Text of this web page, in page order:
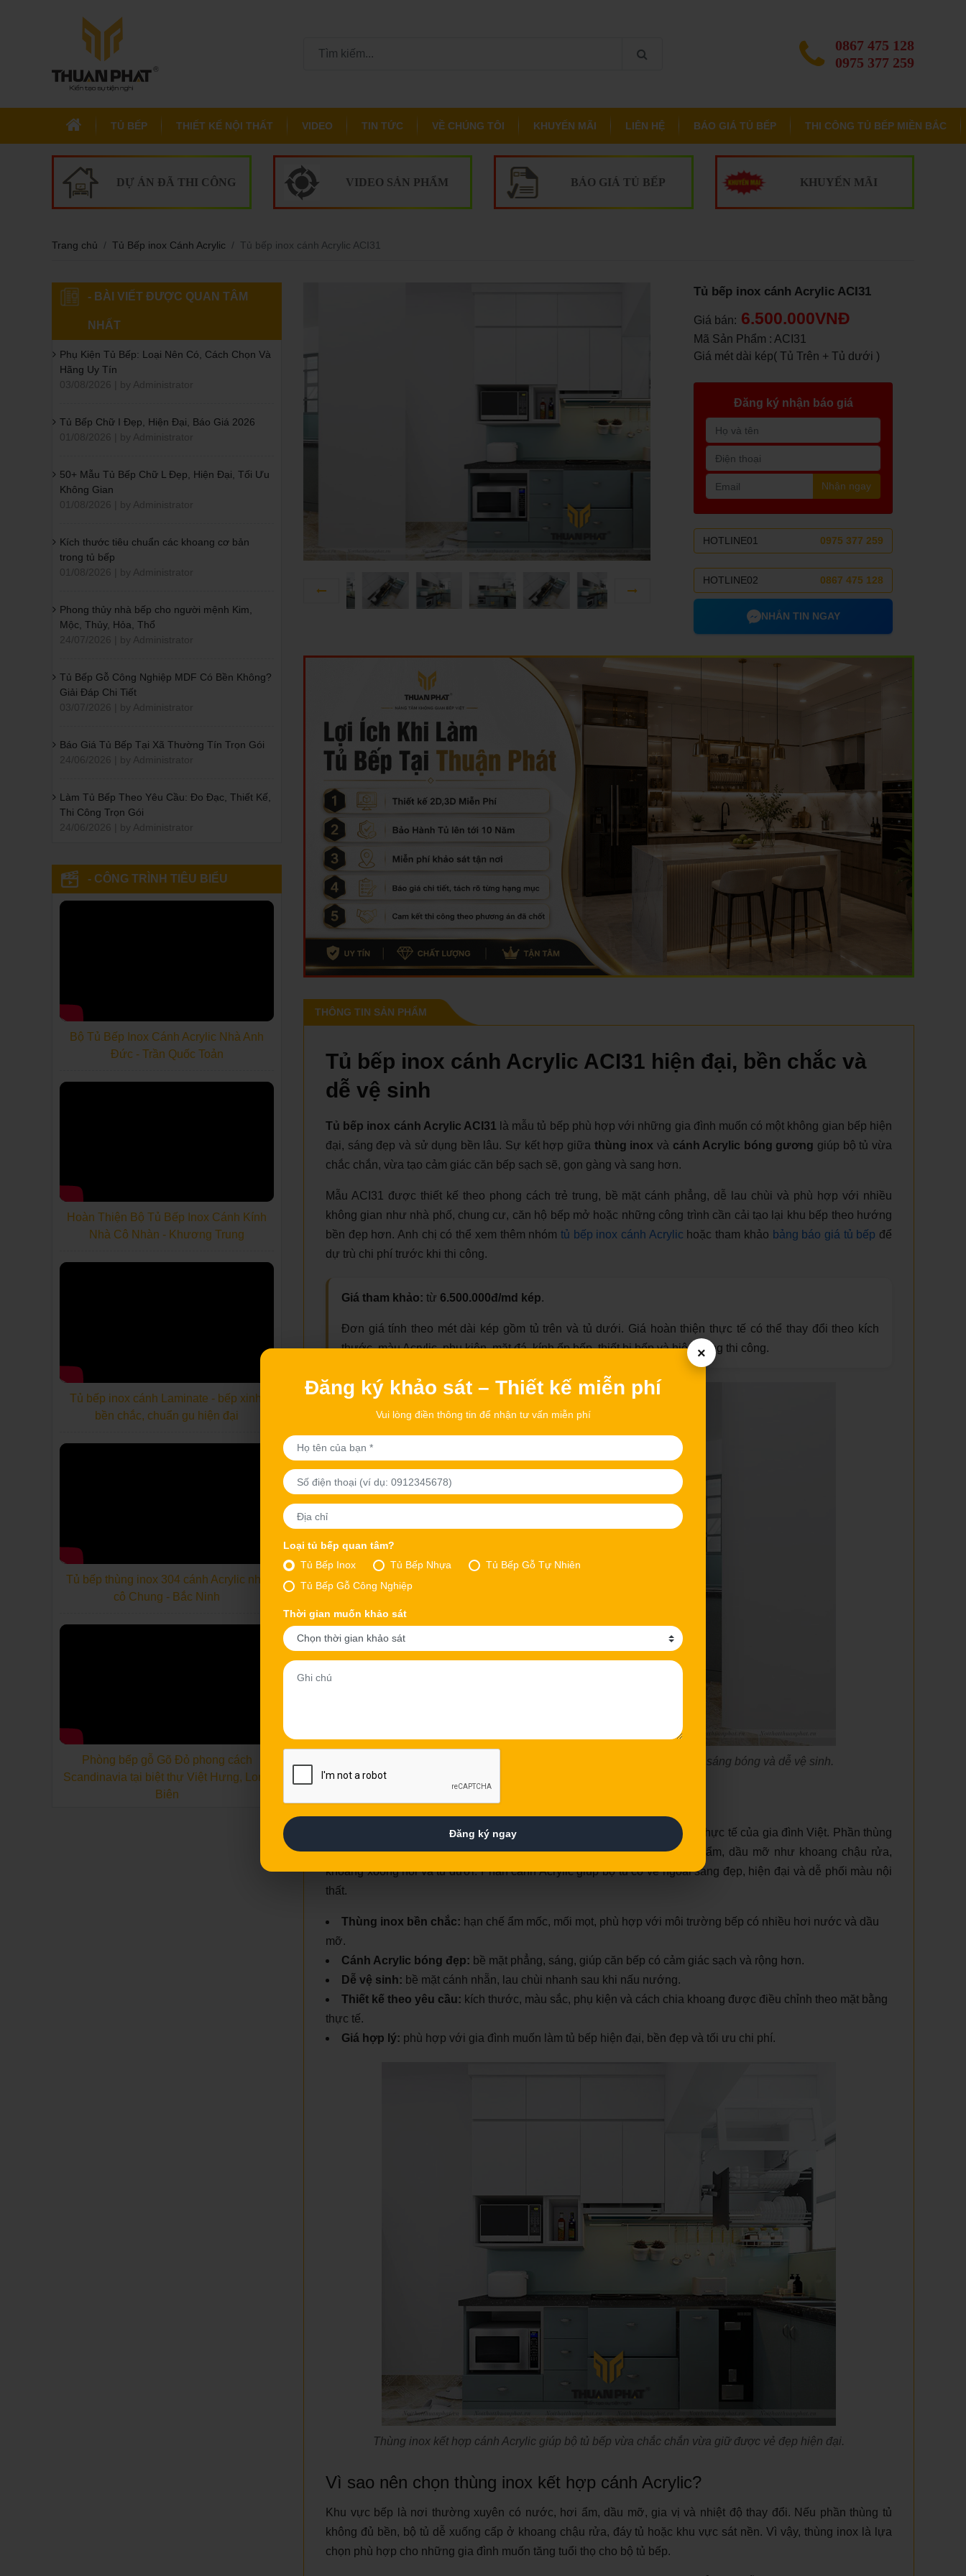
0867 475 128
0975 377 259
TỦ BẾP THIẾT KẾ NỘI THẤT VIDEO TIN TỨC VỀ CHÚNG TÔI KHUYẾN MÃI LIÊN HỆ BÁO GIÁ TỦ BẾP THI CÔNG TỦ BẾP MIỀN BẮC
DỰ ÁN ĐÃ THI CÔNG VIDEO SẢN PHẨM BÁO GIÁ TỦ BẾP KHUYẾN MÃI
Trang chủ Tủ Bếp inox Cánh Acrylic Tủ bếp inox cánh Acrylic ACI31
Tủ bếp inox cánh Acrylic ACI31
Giá bán: 6.500.000VNĐ
Mã Sản Phẩm : ACI31
Giá mét dài kép( Tủ Trên + Tủ dưới )
Đăng ký nhận báo giá
Nhận ngay
HOTLINE01 0975 377 259
HOTLINE02 0867 475 128
NHẮN TIN NGAY
THÔNG TIN SẢN PHẨM
Tủ bếp inox cánh Acrylic ACI31 hiện đại, bền chắc và
dễ vệ sinh
Tủ bếp inox cánh Acrylic ACI31 là mẫu tủ bếp phù hợp với những gia đình muốn có một không gian bếp hiện
đại, sáng đẹp và sử dụng bền lâu. Sự kết hợp giữa thùng inox và cánh Acrylic bóng gương giúp bộ tủ vừa
chắc chắn, vừa tạo cảm giác căn bếp sạch sẽ, gọn gàng và sang hơn.
Mẫu ACI31 được thiết kế theo phong cách trẻ trung, bề mặt cánh phẳng, dễ lau chùi và phù hợp với nhiều
không gian như nhà phố, chung cư, căn hộ bếp mở hoặc những công trình cần cải tạo lại khu bếp theo hướng
bền đẹp hơn. Anh chị có thể xem thêm nhóm tủ bếp inox cánh Acrylic hoặc tham khảo bảng báo giá tủ bếp để
dự trù chi phí trước khi thi công.
Giá tham khảo: từ 6.500.000đ/md kép.
Đơn giá tính theo mét dài kép gồm tủ trên và tủ dưới. Giá hoàn thiện thực tế có thể thay đổi theo kích
thước, màu Acrylic, phụ kiện, mặt đá, kính ốp bếp, thiết bị bếp và hiện trạng thi công.
Mẫu tủ bếp inox cánh Acrylic ACI31 có thiết kế hiện đại, bề mặt sáng bóng và dễ vệ sinh.
Điểm nổi bật của tủ bếp inox cánh Acrylic ACI31
tủ bếp inox cánh Acrylic ACI31
được tối ưu theo nhu cầu sử dụng thực tế của gia đình Việt. Phần thùng
inox giúp tăng độ bền ở khu vực thường xuyên tiếp xúc với nước, hơi ẩm, dầu mỡ như khoang chậu rửa,
khoang xoong nồi và tủ dưới. Phần cánh Acrylic giúp bộ tủ có vẻ ngoài sáng đẹp, hiện đại và dễ phối màu nội
thất.
Thùng inox bền chắc: hạn chế ẩm mốc, mối mọt, phù hợp với môi trường bếp có nhiều hơi nước và dầu
mỡ.
Cánh Acrylic bóng đẹp: bề mặt phẳng, sáng, giúp căn bếp có cảm giác sạch và rộng hơn.
Dễ vệ sinh: bề mặt cánh nhẵn, lau chùi nhanh sau khi nấu nướng.
Thiết kế theo yêu cầu: kích thước, màu sắc, phụ kiện và cách chia khoang được điều chỉnh theo mặt bằng
thực tế.
Giá hợp lý: phù hợp với gia đình muốn làm tủ bếp hiện đại, bền đẹp và tối ưu chi phí.
Thùng inox kết hợp cánh Acrylic giúp bộ tủ bếp vừa chắc chắn vừa giữ được vẻ đẹp hiện đại.
Vì sao nên chọn thùng inox kết hợp cánh Acrylic?
Khu vực bếp là nơi thường xuyên có nước, hơi ẩm, dầu mỡ, gia vị và nhiệt độ thay đổi. Nếu phần thùng tủ
không đủ bền, bộ tủ dễ xuống cấp ở khoang chậu rửa, đáy tủ hoặc khu vực sát nền. Vì vậy, thùng inox là lựa
chọn phù hợp cho những gia đình muốn tăng tuổi thọ cho bộ tủ bếp.
- BÀI VIẾT ĐƯỢC QUAN TÂM
NHẤT
Phụ Kiện Tủ Bếp: Loại Nên Có, Cách Chọn Và
Hãng Uy Tín
Tủ Bếp Chữ I Đẹp, Hiện Đại, Báo Giá 2026
50+ Mẫu Tủ Bếp Chữ L Đẹp, Hiện Đại, Tối Ưu
Không Gian
Kích thước tiêu chuẩn các khoang cơ bản
trong tủ bếp
Phong thủy nhà bếp cho người mệnh Kim,
Mộc, Thủy, Hỏa, Thổ
Tủ Bếp Gỗ Công Nghiệp MDF Có Bền Không?
Giải Đáp Chi Tiết
Báo Giá Tủ Bếp Tại Xã Thường Tín Trọn Gói
Làm Tủ Bếp Theo Yêu Cầu: Đo Đạc, Thiết Kế,
Thi Công Trọn Gói
- CÔNG TRÌNH TIÊU BIỂU
Bộ Tủ Bếp Inox Cánh Acrylic Nhà Anh
Đức - Trần Quốc Toản
Hoàn Thiện Bộ Tủ Bếp Inox Cánh Kính
Nhà Cô Nhàn - Khương Trung
Tủ bếp inox cánh Laminate - bếp xinh,
bền chắc, chuẩn gu hiện đại
Tủ bếp thùng inox 304 cánh Acrylic nhà
cô Chung - Bắc Ninh
Phòng bếp gỗ Gõ Đỏ phong cách
Scandinavia tại biệt thự Việt Hưng, Long
Biên
×
Đăng ký khảo sát – Thiết kế miễn phí
Vui lòng điền thông tin để nhận tư vấn miễn phí
Loại tủ bếp quan tâm?
Tủ Bếp Inox
Tủ Bếp Nhựa
Tủ Bếp Gỗ Tự Nhiên
Tủ Bếp Gỗ Công Nghiệp
Thời gian muốn khảo sát
Đăng ký ngay